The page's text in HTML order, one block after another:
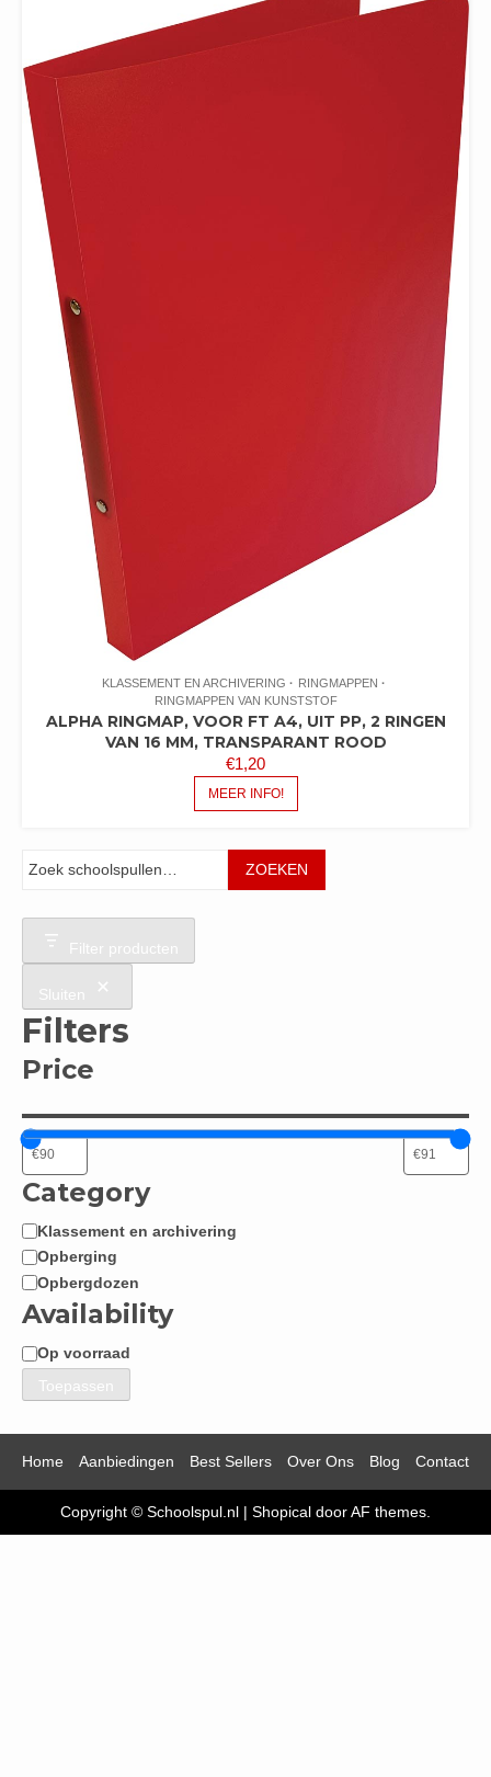
KLASSEMENT EN ARCHIVERING
RINGMAPPEN
RINGMAPPEN VAN KUNSTSTOF
ALPHA RINGMAP, VOOR FT A4, UIT PP, 2 RINGEN
VAN 16 MM, TRANSPARANT ROOD
€1,20
MEER INFO!
ZOEKEN
Filter producten
Sluiten
Filters
Price
Category
Categorie
Klassement en archivering
Opberging
Opbergdozen
Availability
Beschikbaarheid
Op voorraad
Toepassen
Home Aanbiedingen Best Sellers Over Ons Blog Contact
Copyright © Schoolspul.nl | Shopical door AF themes.